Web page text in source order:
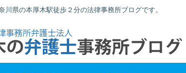
川県の本厚木駅徒歩２分の法律事務所ブログです。